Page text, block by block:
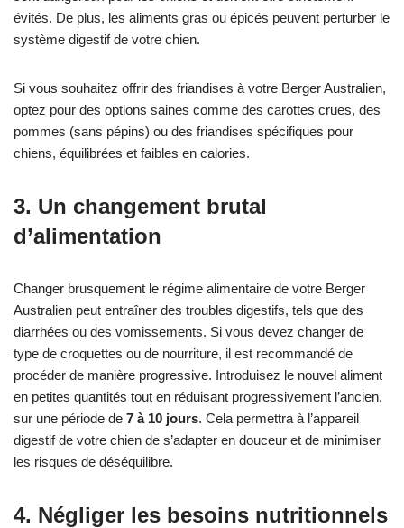
évités. De plus, les aliments gras ou épicés peuvent perturber le
système digestif de votre chien.
Si vous souhaitez offrir des friandises à votre Berger Australien,
optez pour des options saines comme des carottes crues, des
pommes (sans pépins) ou des friandises spécifiques pour
chiens, équilibrées et faibles en calories.
3. Un changement brutal
d’alimentation
Changer brusquement le régime alimentaire de votre Berger
Australien peut entraîner des troubles digestifs, tels que des
diarrhées ou des vomissements. Si vous devez changer de
type de croquettes ou de nourriture, il est recommandé de
procéder de manière progressive. Introduisez le nouvel aliment
en petites quantités tout en réduisant progressivement l’ancien,
sur une période de 7 à 10 jours. Cela permettra à l’appareil
digestif de votre chien de s’adapter en douceur et de minimiser
les risques de déséquilibre.
4. Négliger les besoins nutritionnels